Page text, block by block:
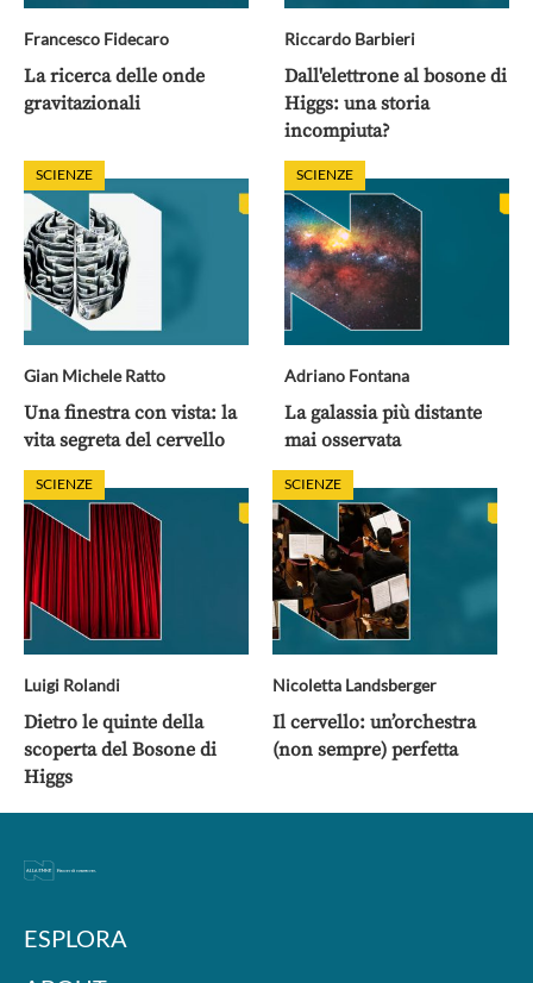
Francesco Fidecaro
La ricerca delle onde
gravitazionali
Riccardo Barbieri
Dall'elettrone al bosone di
Higgs: una storia
incompiuta?
SCIENZE
Gian Michele Ratto
Una finestra con vista: la
vita segreta del cervello
SCIENZE
Adriano Fontana
La galassia più distante
mai osservata
SCIENZE
Luigi Rolandi
Dietro le quinte della
scoperta del Bosone di
Higgs
SCIENZE
Nicoletta Landsberger
Il cervello: un’orchestra
(non sempre) perfetta
ESPLORA